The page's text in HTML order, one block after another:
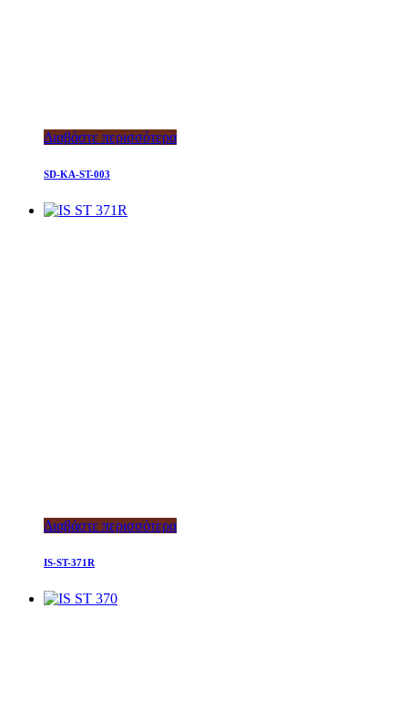
Διαβάστε περισσότερα
SD-KA-ST-003
Διαβάστε περισσότερα
IS-ST-371R